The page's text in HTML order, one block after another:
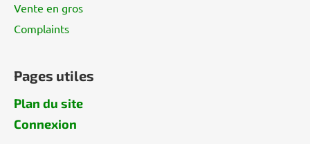
Vente en gros
Complaints
Pages utiles
Plan du site
Connexion